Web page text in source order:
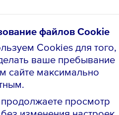
файлов Cookie
Cookies для того,
ваше пребывание
сайте максимально
просмотр